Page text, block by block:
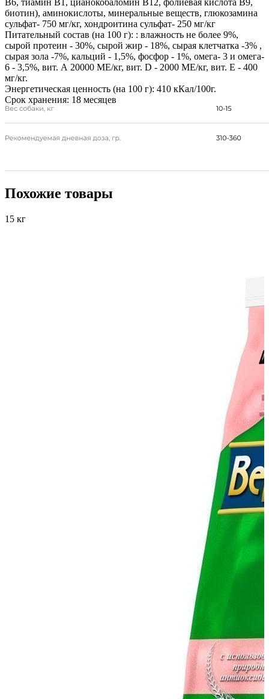
В6, тиамин В1, цианокобаломин В12, фолиевая кислота В9,
биотин), аминокислоты, минеральные веществ, глюкозамина
сульфат- 750 мг/кг, хондроитина сульфат- 250 мг/кг
Питательный состав (на 100 г): : влажность не более 9%,
сырой протеин - 30%, сырой жир - 18%, сырая клетчатка -3% ,
сырая зола -7%, кальций - 1,5%, фосфор - 1%, омега- 3 и омега-
6 - 3,5%, вит. А 20000 МЕ/кг, вит. D - 2000 МЕ/кг, вит. Е - 400
мг/кг.
Энергетическая ценность (на 100 г): 410 кКал/100г.
Срок хранения: 18 месяцев
Похожие товары
15 кг